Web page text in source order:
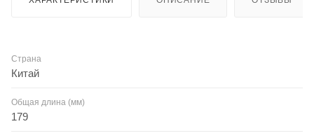
Страна
Китай
Общая длина (мм)
179